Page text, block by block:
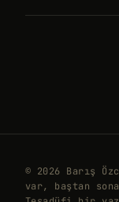
© 2026 Barış
var, baştan